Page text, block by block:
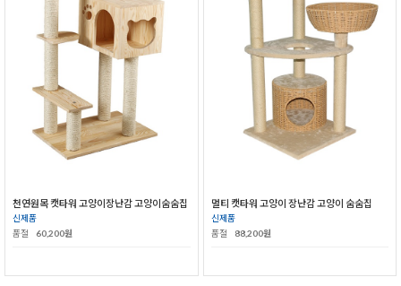
천연원목 캣타워 고양이장난감 고양이숨숨집
신제품
품절
60,200원
멀티 캣타워 고양이 장난감 고양이 숨숨집
신제품
품절
88,200원